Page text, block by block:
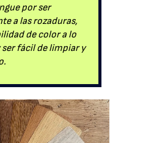
por ser
a las rozaduras,
de color a lo
ser fácil de limpiar y